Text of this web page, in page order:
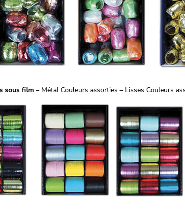
sous film – Métal Couleurs assorties – Lisses Couleurs